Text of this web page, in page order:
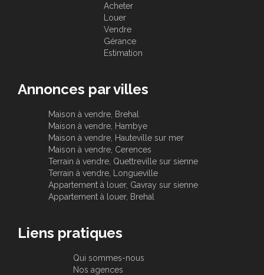
Acheter
Louer
Vendre
Gérance
Estimation
Annonces par villes
Maison à vendre, Brehal
Maison à vendre, Hambye
Maison à vendre, Hauteville sur mer
Maison à vendre, Cerences
Terrain à vendre, Quettreville sur sienne
Terrain à vendre, Longueville
Appartement à louer, Gavray sur sienne
Appartement à louer, Brehal
Liens pratiques
Qui sommes-nous
Nos agences